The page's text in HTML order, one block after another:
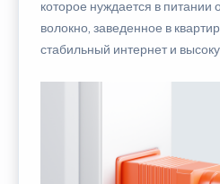
которое нуждается в питании
волокно, заведенное в
стабильный интернет и